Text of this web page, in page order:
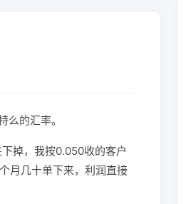
的汇率。
掉，我按0.050收的客户
月几十单下来，利润直接